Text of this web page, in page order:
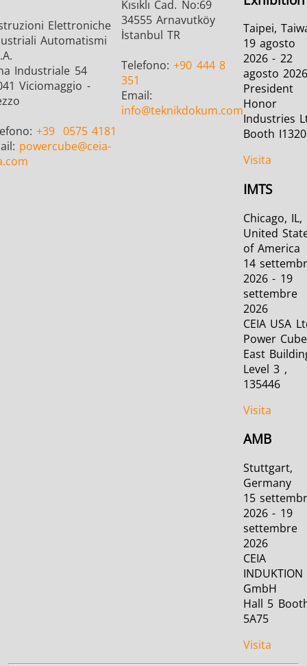
Elettroniche
Automatismi
Industriale 54
Viciomaggio -
+39 0575 4181
powercube@ceia-
Kısıklı Cad. No:69
34555 Arnavutköy
İstanbul TR
Telefono:+90 444 8
351
Email:
info@teknikdokum.com
Taipei,
19 agosto
2026 - 22
agosto
President
Honor
Industries
Booth I1320
Visita
IMTS
Chicago, IL,
United
of America
14
2026 - 19
settembre
2026
CEIA USA
Power Cube
East
Level 3 ,
135446
Visita
AMB
Stuttgart,
Germany
15
2026 - 19
settembre
2026
CEIA
INDUKTION
GmbH
Hall 5
5A75
Visita